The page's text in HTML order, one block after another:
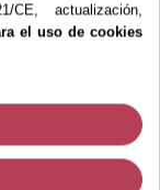
este
CE, actualización,
el uso de cookies